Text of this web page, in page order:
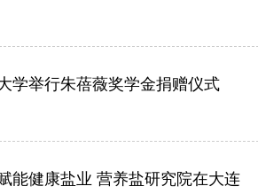
学举行朱蓓薇奖学金捐赠仪式
能健康盐业 营养盐研究院在大连